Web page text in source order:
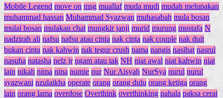
Mobile Legend move on msg muallaf muda mudi mudah melupakan
muhammad hassan Muhammad Syazwan muhasabah mula bosan
mulai bosan mulakan chat mungkir janji murid murung mustafa N
nadzirah ali nafsu nafsu atau cinta nak cinta nak couple nak duit
bukan cinta nak kahwin nak tegur crush nama nangis nasihat nasrul
nasuha natasha nelz jr ngam atau tak NH niat awal niat kahwin niat
lain nikah nima nina numie nur Nur Aisyah NurSya nurul nurul
syazwani nzulaikha operate orang orang dulu orang ketiga orang
lain orang lama overdose Overthink overthinking pahala paksa cerai